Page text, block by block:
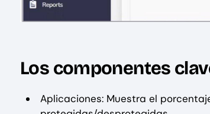
Los componentes
Aplicaciones: Muestra el